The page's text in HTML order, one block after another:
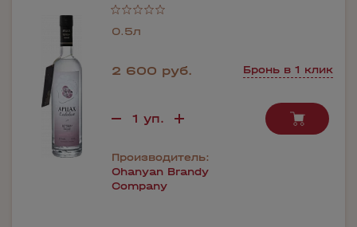
0.5л
2 600 руб. Бронь в 1 клик
Производитель:
Ohanyan Brandy
Company